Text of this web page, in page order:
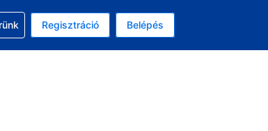
amerikai dollár
nyelv: Magyar
Regisztráció Belépés